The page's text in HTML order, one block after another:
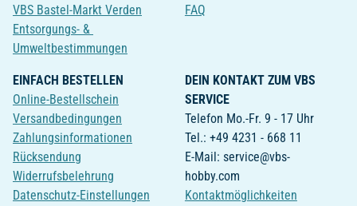
VBS Bastel-Markt Verden
Entsorgungs- &
Umweltbestimmungen
FAQ
EINFACH BESTELLEN
Online-Bestellschein
Versandbedingungen
Zahlungsinformationen
Rücksendung
Widerrufsbelehrung
Datenschutz-Einstellungen
DEIN KONTAKT ZUM VBS
SERVICE
Telefon Mo.-Fr. 9 - 17 Uhr
Tel.: +49 4231 - 668 11
E-Mail: service@vbs-
hobby.com
Kontaktmöglichkeiten